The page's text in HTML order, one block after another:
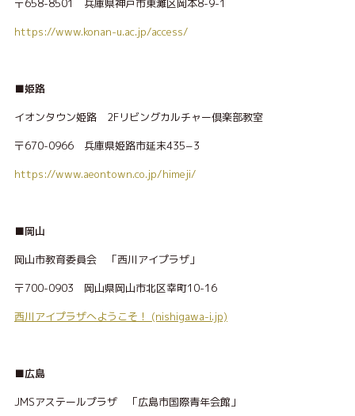
〒658-8501 兵庫県神戸市東灘区岡本8-9-1
https://www.konan-u.ac.jp/access/
■姫路
イオンタウン姫路 2Fリビングカルチャー倶楽部教室
〒670-0966 兵庫県姫路市延末435−3
https://www.aeontown.co.jp/himeji/
■岡山
岡山市教育委員会 「西川アイプラザ」
〒700-0903 岡山県岡山市北区幸町10-16
西川アイプラザへようこそ！ (nishigawa-i.jp)
■広島
JMSアステールプラザ 「広島市国際青年会館」